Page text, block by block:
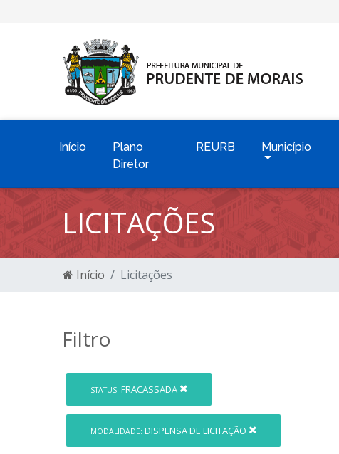
Início
Plano
Diretor
REURB Município
LICITAÇÕES
Início Licitações
Filtro
STATUS: FRACASSADA
MODALIDADE: DISPENSA DE LICITAÇÃO